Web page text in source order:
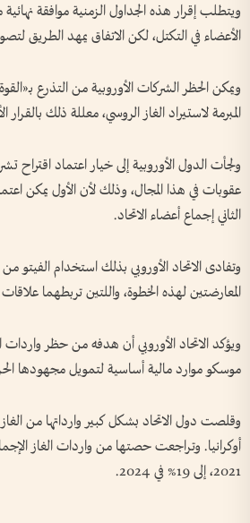
ويتطلب إقرار هذه الجداول الزمنية موافقة نهائية
الأعضاء في التكتل، لكن الاتفاق يمهد الطريق
ويمكن الحظر الشركات الأوروبية من التذرع
المبرمة لاستيراد الغاز الروسي، معللة ذلك بالقرار
ولجأت الدول الأوروبية إلى خيار اعتماد
عقوبات في هذا المجال، وذلك لأن الأول يمكن
الثاني إجماع أعضاء الاتحاد.
وتفادى الاتحاد الأوروبي بذلك استخدام الفيتو من
المعارضتين لهذه الخطوة، واللتين تربطهما
ويؤكد الاتحاد الأوروبي أن هدفه من حظر
موسكو موارد مالية أساسية لتمويل مجهودها
وقلصت دول الاتحاد بشكل كبير وارداتها من
2021، إلى 19% في 2024.